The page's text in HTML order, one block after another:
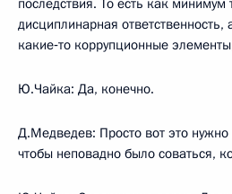
последствия. То есть как минимум
дисциплинарная
какие‑то коррупционные
Ю.Чайка: Да, конечно.
Д.Медведев: Просто вот это нужно
чтобы неповадно было соваться,